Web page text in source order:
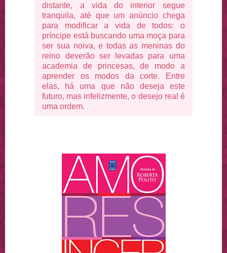
distante, a vida do interior segue
tranquila, até que um anúncio chega
para modificar a vida de todos: o
príncipe está buscando uma moça para
ser sua noiva, e todas as meninas do
reino deverão ser levadas para uma
academia de princesas, de modo a
aprender os modos da corte. Entre
elas, há uma que não deseja este
futuro, mas infelizmente, o desejo real é
uma ordem.